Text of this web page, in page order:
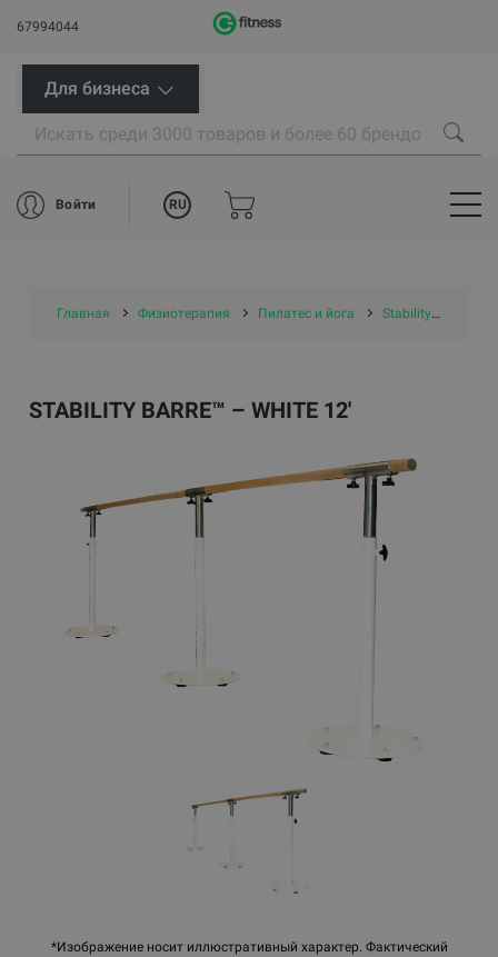
67994044
Для бизнеса
Войти RU
Главная Физиотерапия Пилатес и йога Stability Barre™ – white 12'
*Изображение носит иллюстративный характер. Фактический
STABILITY BARRE™ – WHITE 12'